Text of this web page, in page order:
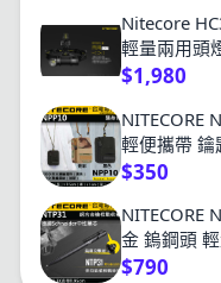
Nitecore
輕量兩用頭
$1,980
NITECORE
輕便攜帶
$350
NITECORE
金 鎢鋼頭
$790